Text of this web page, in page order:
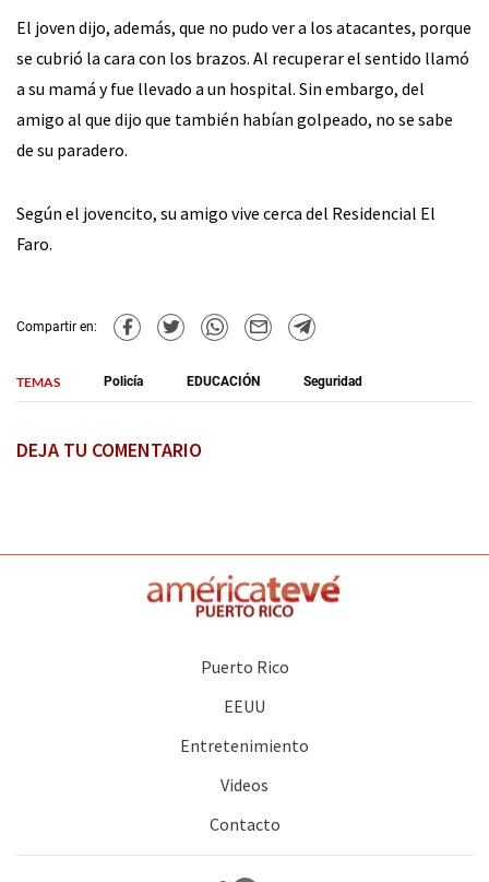
El joven dijo, además, que no pudo ver a los atacantes, porque
se cubrió la cara con los brazos. Al recuperar el sentido llamó
a su mamá y fue llevado a un hospital. Sin embargo, del
amigo al que dijo que también habían golpeado, no se sabe
de su paradero.
Según el jovencito, su amigo vive cerca del Residencial El
Faro.
Compartir en:
TEMAS Policía EDUCACIÓN Seguridad
DEJA TU COMENTARIO
Puerto Rico
EEUU
Entretenimiento
Videos
Contacto